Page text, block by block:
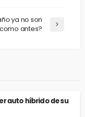
ya no son
antes?
auto híbrido de su